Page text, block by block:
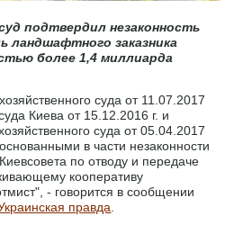
подтвердил незаконность
ландшафтного заказника
более 1,4 миллиарда
суда от 11.07.2017
Киева от 15.12.2016 г. и
суда от 05.04.2017
в части незаконности
по отводу и передаче
кооперативу
- говорится в сообщении
правда